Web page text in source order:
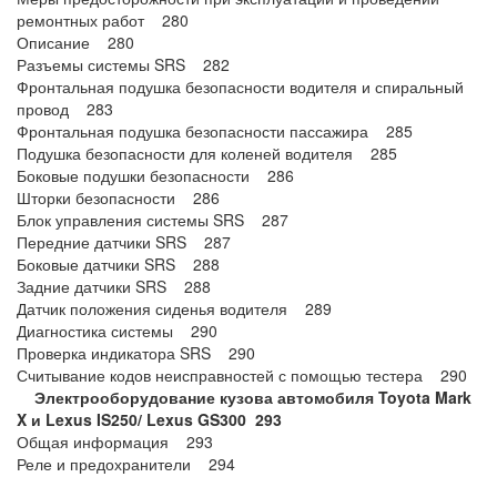
ремонтных работ 280
Описание 280
Разъемы системы SRS 282
Фронтальная подушка безопасности водителя и спиральный
провод 283
Фронтальная подушка безопасности пассажира 285
Подушка безопасности для коленей водителя 285
Боковые подушки безопасности 286
Шторки безопасности 286
Блок управления системы SRS 287
Передние датчики SRS 287
Боковые датчики SRS 288
Задние датчики SRS 288
Датчик положения сиденья водителя 289
Диагностика системы 290
Проверка индикатора SRS 290
Считывание кодов неисправностей с помощью тестера 290
Электрооборудование кузова автомобиля Toyota Mark
X и Lexus IS250/ Lexus GS300 293
Общая информация 293
Реле и предохранители 294